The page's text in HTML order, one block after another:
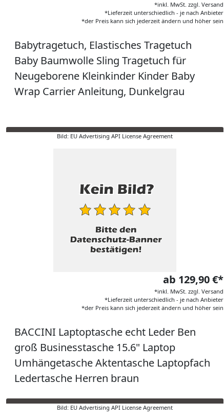
*inkl. MwSt. zzgl. Versand
*Lieferzeit unterschiedlich - je nach Anbieter
*der Preis kann sich jederzeit ändern und höher sein
Babytragetuch, Elastisches Tragetuch
Baby Baumwolle Sling Tragetuch für
Neugeborene Kleinkinder Kinder Baby
Wrap Carrier Anleitung, Dunkelgrau
Bild: EU Advertising API License Agreement
ab 129,90 €*
*inkl. MwSt. zzgl. Versand
*Lieferzeit unterschiedlich - je nach Anbieter
*der Preis kann sich jederzeit ändern und höher sein
BACCINI Laptoptasche echt Leder Ben
groß Businesstasche 15.6" Laptop
Umhängetasche Aktentasche Laptopfach
Ledertasche Herren braun
Bild: EU Advertising API License Agreement